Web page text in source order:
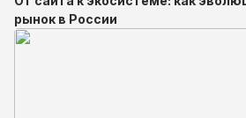
рынок в России